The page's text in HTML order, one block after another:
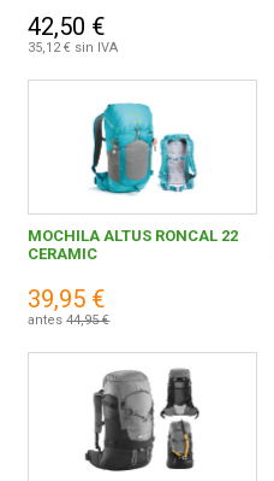
42,50 €
35,12 € sin IVA
MOCHILA ALTUS RONCAL 22
CERAMIC
39,95 €
antes44,95 €